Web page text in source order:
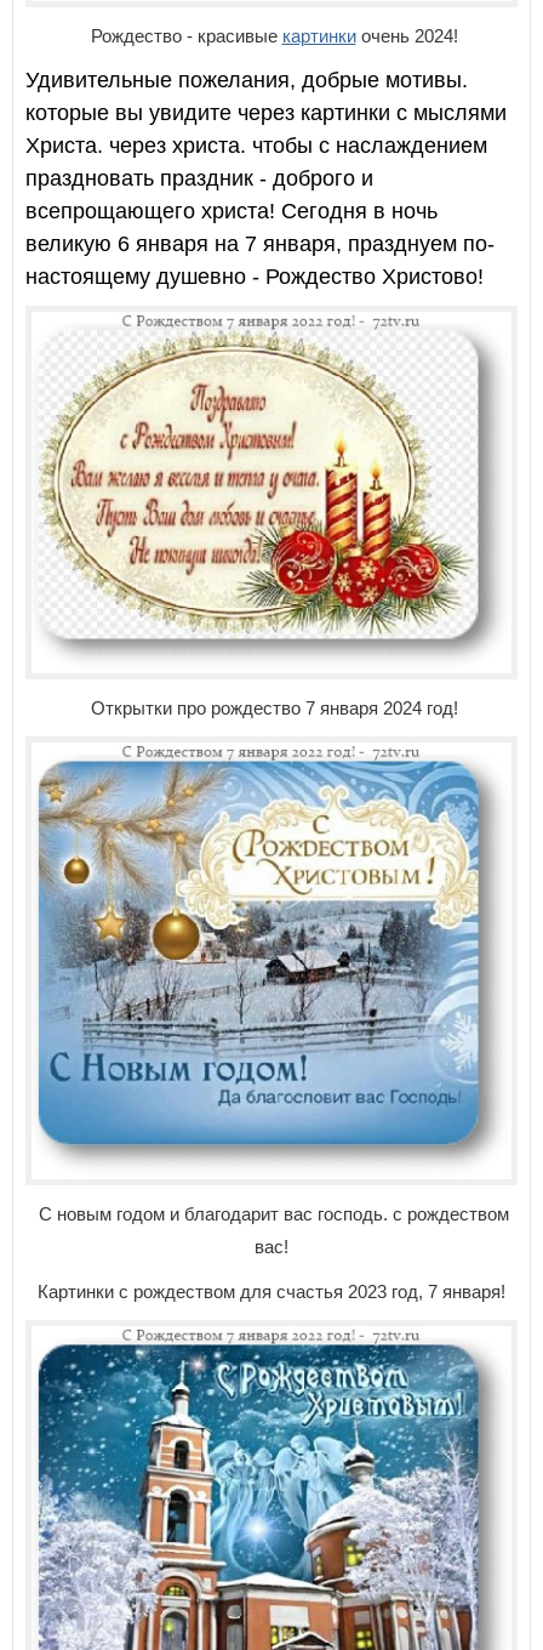
Рождество - красивые картинкиочень 2024!
Удивительные пожелания, добрые мотивы.
которые вы увидите через картинки с мыслями
Христа. через христа. чтобы с наслаждением
праздновать праздник - доброго и
всепрощающего христа! Сегодня в ночь
великую 6 января на 7 января, празднуем по-
настоящему душевно - Рождество Христово!
Открытки про рождество 7 января 2024 год!
С новым годом и благодарит вас господь. с рождеством
вас!
Картинки с рождеством для счастья 2023 год, 7 января!